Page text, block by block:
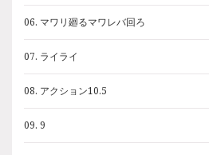
06. マワリ廻るマワレバ回ろ
07. ライライ
08. アクション10.5
09. 9
06. マワリ廻るマワレバ回ろ
07. ライライ
08. アクション10.5
09. 9
06. マワリ廻るマワレバ回ろ
07. ライライ
08. アクション10.5
09. 9